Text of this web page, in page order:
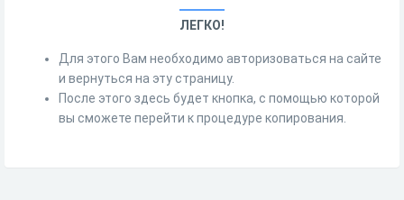
ЛЕГКО!
Для этого Вам необходимо авторизоваться на сайте
и вернуться на эту страницу.
После этого здесь будет кнопка, с помощью которой
вы сможете перейти к процедуре копирования.